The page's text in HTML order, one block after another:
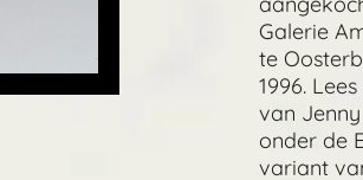
Galerie
te
1996.
van
onder de
variant